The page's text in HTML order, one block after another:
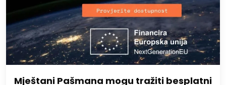
Mještani Pašmana mogu tražiti besplatni